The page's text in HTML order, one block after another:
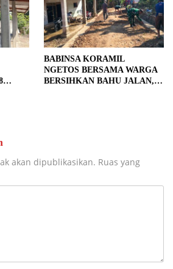
BABINSA KORAMIL
NGETOS BERSAMA WARGA
BERSIHKAN BAHU JALAN,
akan dipublikasikan. Ruas yang